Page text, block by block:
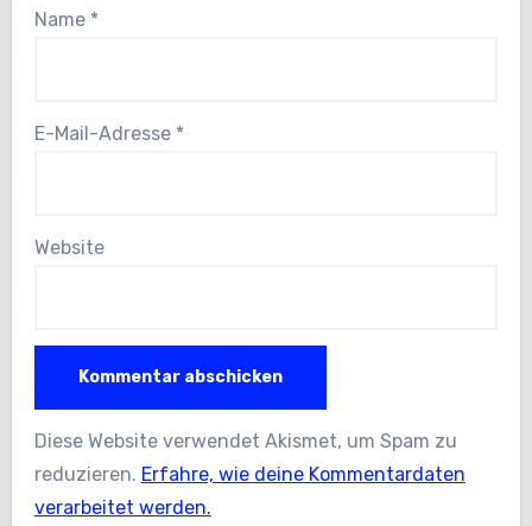
Name *
E-Mail-Adresse *
Website
Diese Website verwendet Akismet, um Spam zu
reduzieren. Erfahre, wie deine Kommentardaten
verarbeitet werden.